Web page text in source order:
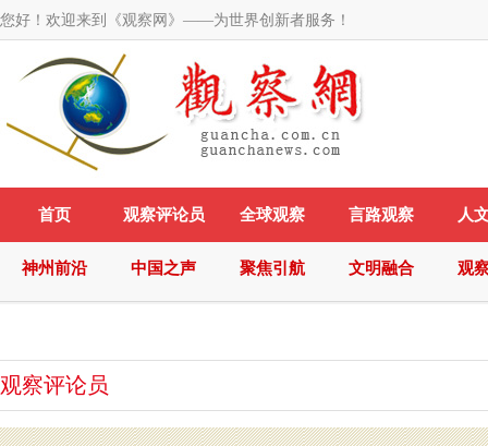
您好！欢迎来到《观察网》——为世界创新者服务！
首页 观察评论员 全球观察 言路观察 人
神州前沿 中国之声 聚焦引航 文明融合 观
观察评论员